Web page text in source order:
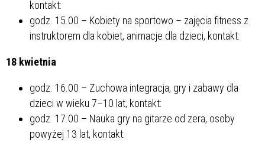
kontakt:
godz. 15.00 – Kobiety na sportowo – zajęcia fitness z
instruktorem dla kobiet, animacje dla dzieci, kontakt:
18 kwietnia
godz. 16.00 – Zuchowa integracja, gry i zabawy dla
dzieci w wieku 7–10 lat, kontakt:
godz. 17.00 – Nauka gry na gitarze od zera, osoby
powyżej 13 lat, kontakt: